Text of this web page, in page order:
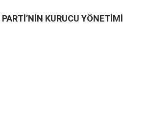
PARTİ’NİN KURUCU YÖNETİMİ